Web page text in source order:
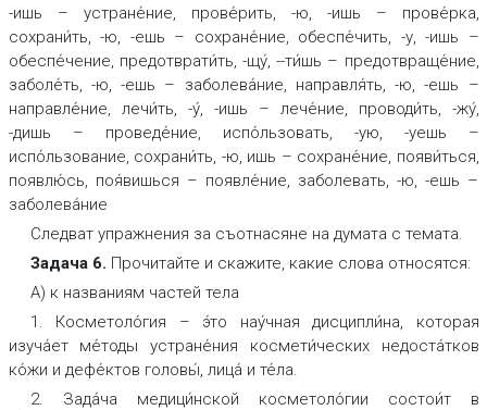
-ишь – устране́ние, прове́рить, -ю, -ишь – прове́рка,
сохрани́ть, -ю, -ешь – сохране́ние, обеспе́чить, -у, -ишь –
обеспе́чение, предотврати́ть, -щу́, --ти́шь – предотвраще́ние,
заболе́ть, -ю, -ешь – заболева́ние, направля́ть, -ю, -ешь –
направле́ние, лечи́ть, -у́, -ишь – лече́ние, проводи́ть, -жу́,
-дишь – проведе́ние, испо́льзовать, -ую, -уешь –
испо́льзование, сохрани́ть, -ю, ишь – сохране́ние, появи́ться,
появлю́сь, поя́вишься – появле́ние, заболевать, -ю, -ешь –
заболева́ние
Следват упражнения за съотнасяне на думата с темата.
Задача 6. Прочитайте и скажите, какие слова относятся:
А) к названиям частей тела
1. Косметоло́гия – э́то нау́чная дисципли́на, которая
изуча́ет ме́тоды устране́ния космети́ческих недоста́тков
ко́жи и дефе́ктов головы́, лица́ и те́ла.
2. Зада́ча медици́нской косметоло́гии состои́т в